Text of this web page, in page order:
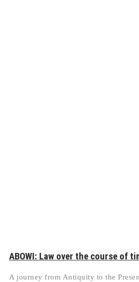
ABOWI: Law over the course of
A journey from Antiquity to the